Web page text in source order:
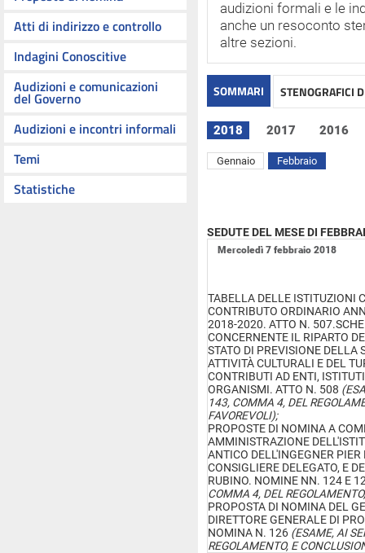
Atti di indirizzo e controllo
Indagini Conoscitive
Audizioni e comunicazioni
del Governo
Audizioni e incontri informali
Temi
Statistiche
audizioni formali e le
anche un resoconto
altre sezioni.
SOMMARI STENOGRAFICI
2018
Gennaio Febbraio
2017 2016
SEDUTE DEL MESE DI
Mercoledì 7 febbraio 2018
TABELLA DELLE ISTITUZIONI
CONTRIBUTO ORDINARIO
2018-2020. ATTO N.
CONCERNENTE IL RIPARTO
STATO DI PREVISIONE DELLA
ATTIVITÀ CULTURALI E DEL
CONTRIBUTI AD ENTI,
ORGANISMI. ATTO N. 508
143, COMMA 4, DEL
FAVOREVOLI);
PROPOSTE DI NOMINA A
AMMINISTRAZIONE
ANTICO DELL'INGEGNER
CONSIGLIERE DELEGATO, E
RUBINO. NOMINE NN. 124 E
COMMA 4, DEL
PROPOSTA DI NOMINA DEL
DIRETTORE GENERALE DI
NOMINA N. 126 (ESAME, AI
REGOLAMENTO, E